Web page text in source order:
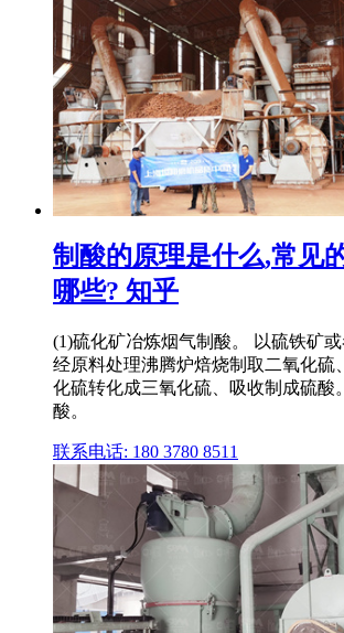
制酸的原理是什么,常见
哪些? 知乎
(1)硫化矿冶炼烟气制酸。 以硫铁矿
经原料处理沸腾炉焙烧制取二氧化硫
化硫转化成三氧化硫、吸收制成硫酸
酸。
联系电话: 180 3780 8511